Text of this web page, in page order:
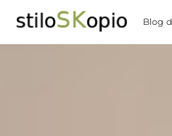
content
Blog